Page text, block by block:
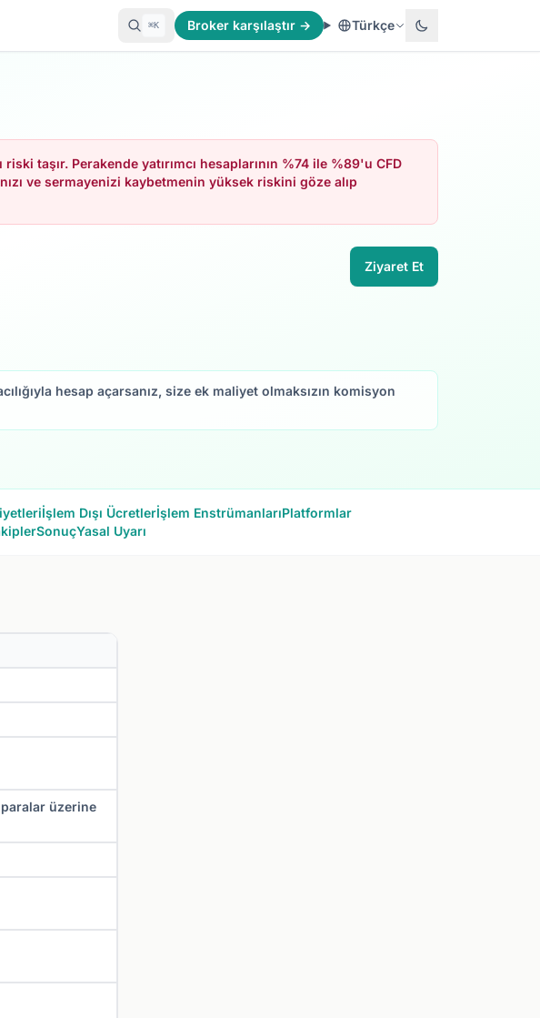
⌘K Broker karşılaştır → Türkçe
taşır. Perakende yatırımcı hesaplarının %74 ile %89'u CFD
ve sermayenizi kaybetmenin yüksek riskini göze alıp
Ziyaret Et
hesap açarsanız, size ek maliyet olmaksızın komisyon
İşlem Dışı Ücretlerİşlem EnstrümanlarıPlatformlar
SonuçYasal Uyarı
üzerine